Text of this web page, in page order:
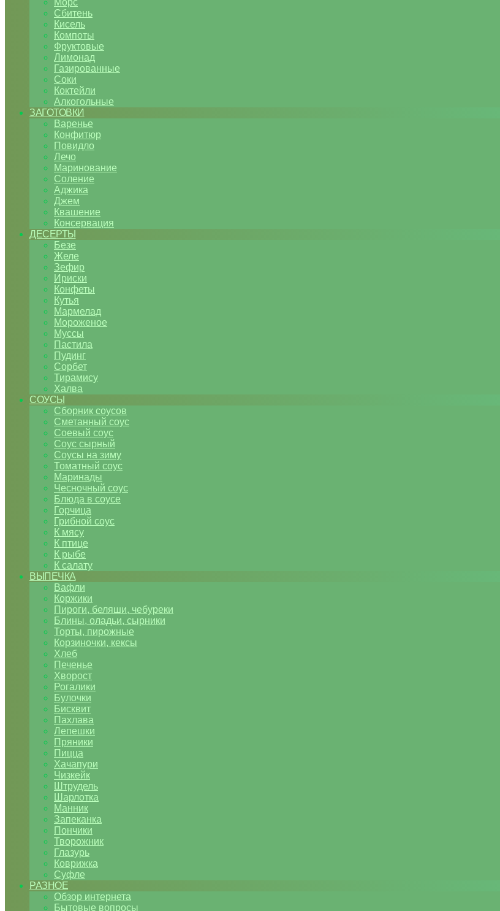
Морс
Сбитень
Кисель
Компоты
Фруктовые
Лимонад
Газированные
Соки
Коктейли
Алкогольные
ЗАГОТОВКИ
Варенье
Конфитюр
Повидло
Лечо
Маринование
Соление
Аджика
Джем
Квашение
Консервация
ДЕСЕРТЫ
Безе
Желе
Зефир
Ириски
Конфеты
Кутья
Мармелад
Мороженое
Муссы
Пастила
Пудинг
Сорбет
Тирамису
Халва
СОУСЫ
Сборник соусов
Сметанный соус
Соевый соус
Соус сырный
Соусы на зиму
Томатный соус
Маринады
Чесночный соус
Блюда в соусе
Горчица
Грибной соус
К мясу
К птице
К рыбе
К салату
ВЫПЕЧКА
Вафли
Коржики
Пироги, беляши, чебуреки
Блины, оладьи, сырники
Торты, пирожные
Корзиночки, кексы
Хлеб
Печенье
Хворост
Рогалики
Булочки
Бисквит
Пахлава
Лепешки
Пряники
Пицца
Хачапури
Чизкейк
Штрудель
Шарлотка
Манник
Запеканка
Пончики
Творожник
Глазурь
Коврижка
Суфле
РАЗНОЕ
Обзор интернета
Бытовые вопросы